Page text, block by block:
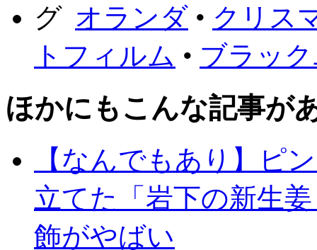
オランダ • クリス
トフィルム • ブラッ
ほかにもこんな記事が
【なんでもあり】ピ
立てた「岩下の新生
飾がやばい